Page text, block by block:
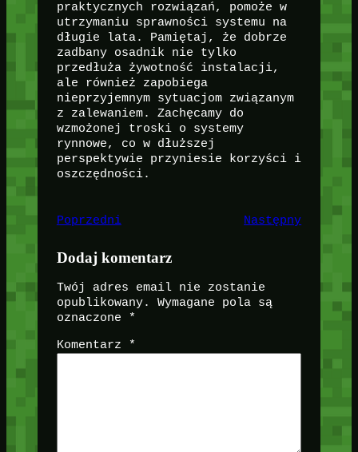
praktycznych rozwiązań, pomoże w
utrzymaniu sprawności systemu na
długie lata. Pamiętaj, że dobrze
zadbany osadnik nie tylko
przedłuża żywotność instalacji,
ale również zapobiega
nieprzyjemnym sytuacjom związanym
z zalewaniem. Zachęcamy do
wzmożonej troski o systemy
rynnowe, co w dłuższej
perspektywie przyniesie korzyści i
oszczędności.
Poprzedni Następny
Dodaj komentarz
Twój adres email nie zostanie
opublikowany.
Wymagane pola są
oznaczone
*
Komentarz *